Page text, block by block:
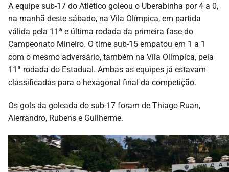
A equipe sub-17 do Atlético goleou o Uberabinha por 4 a 0,
na manhã deste sábado, na Vila Olímpica, em partida
válida pela 11ª e última rodada da primeira fase do
Campeonato Mineiro. O time sub-15 empatou em 1 a 1
com o mesmo adversário, também na Vila Olímpica, pela
11ª rodada do Estadual. Ambas as equipes já estavam
classificadas para o hexagonal final da competição.
Os gols da goleada do sub-17 foram de Thiago Ruan,
Alerrandro, Rubens e Guilherme.